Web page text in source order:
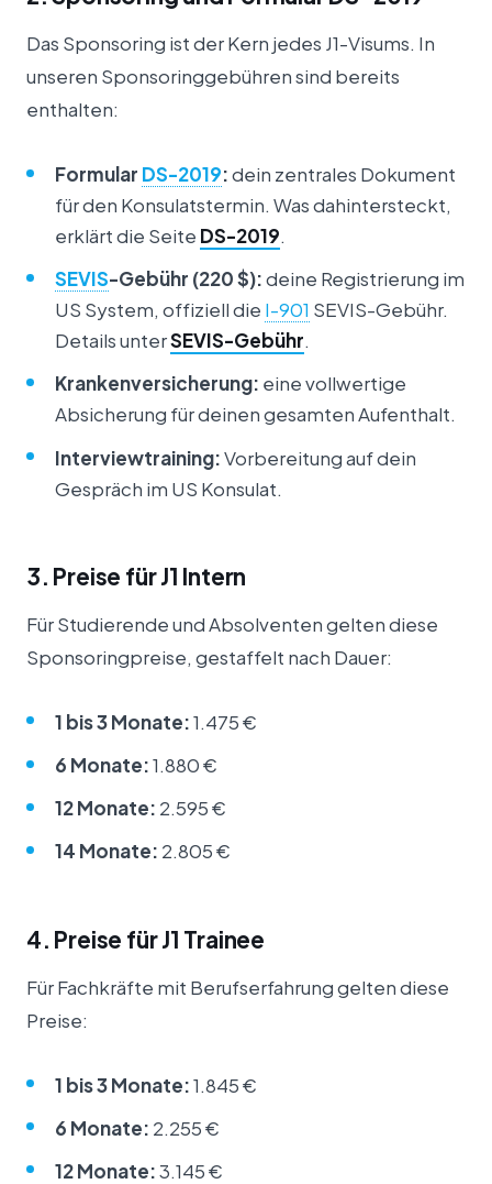
Das Sponsoring ist der Kern jedes J1-Visums. In
unseren Sponsoringgebühren sind bereits
enthalten:
Formular DS-2019:dein zentrales Dokument
für den Konsulatstermin. Was dahintersteckt,
erklärt die Seite DS-2019.
SEVIS-Gebühr (220 $):deine Registrierung im
US System, offiziell die I-901 SEVIS-Gebühr.
Details unterSEVIS-Gebühr.
Krankenversicherung: eine vollwertige
Absicherung für deinen gesamten Aufenthalt.
Interviewtraining:Vorbereitung auf dein
Gespräch im US Konsulat.
3. Preise für J1 Intern
Für Studierende und Absolventen gelten diese
Sponsoringpreise, gestaffelt nach Dauer:
1 bis 3 Monate:1.475 €
6 Monate:1.880 €
12 Monate: 2.595 €
14 Monate: 2.805 €
4. Preise für J1 Trainee
Für Fachkräfte mit Berufserfahrung gelten diese
Preise:
1 bis 3 Monate:1.845 €
6 Monate: 2.255 €
12 Monate:3.145 €